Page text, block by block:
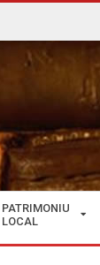
PATRIMONIU
LOCAL